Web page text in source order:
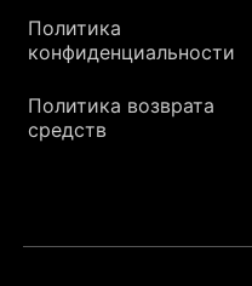
Политика
конфиденциальности
Политика возврата
средств